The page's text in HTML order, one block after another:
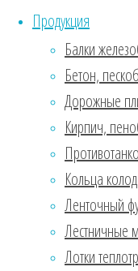
Продукция
Балки
Бетон,
Дорожные
Кирпич,
Кольца
Ленточный
Лестничные
Лотки